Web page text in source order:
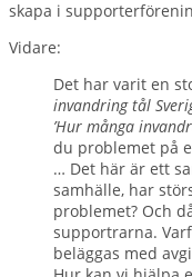
skapa i
Vidare:
Det har varit en
invandring tål
’Hur många
du problemet på
… Det här är ett
samhälle, har
problemet? Och
supportrarna.
beläggas med